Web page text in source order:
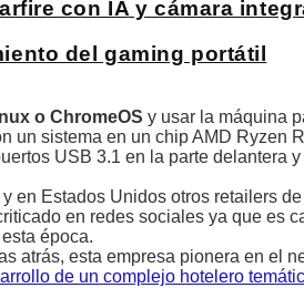
con IA y cámara
del gaming portátil
o ChromeOS y usar la máquina
sistema en un chip AMD Ryzen
USB 3.1 en la parte delantera
y en Estados Unidos otros retailers
en redes sociales ya que es
época.
atrás, esta empresa pionera en el
de un complejo hotelero